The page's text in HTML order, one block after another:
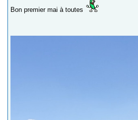
Bon premier mai à toutes